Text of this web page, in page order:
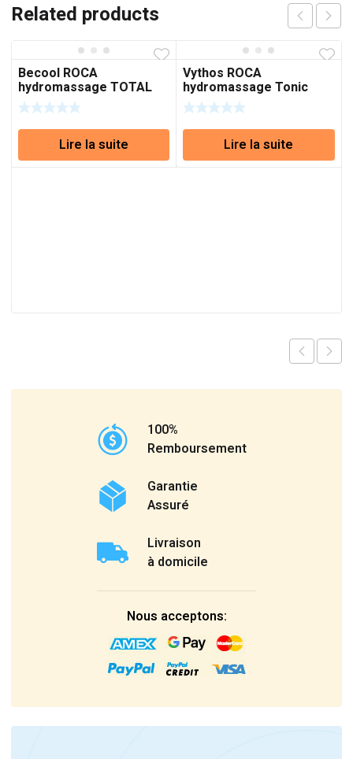
Related products
Becool ROCA
hydromassage TOTAL
Lire la suite
Vythos ROCA
hydromassage Tonic
Lire la suite
100%
Remboursement
Garantie
Assuré
Livraison
à domicile
Nous acceptons: